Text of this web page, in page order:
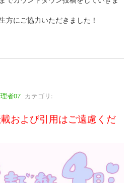
方にご協力いただきました！
者07 カテゴリ:
および引用はご遠慮くだ